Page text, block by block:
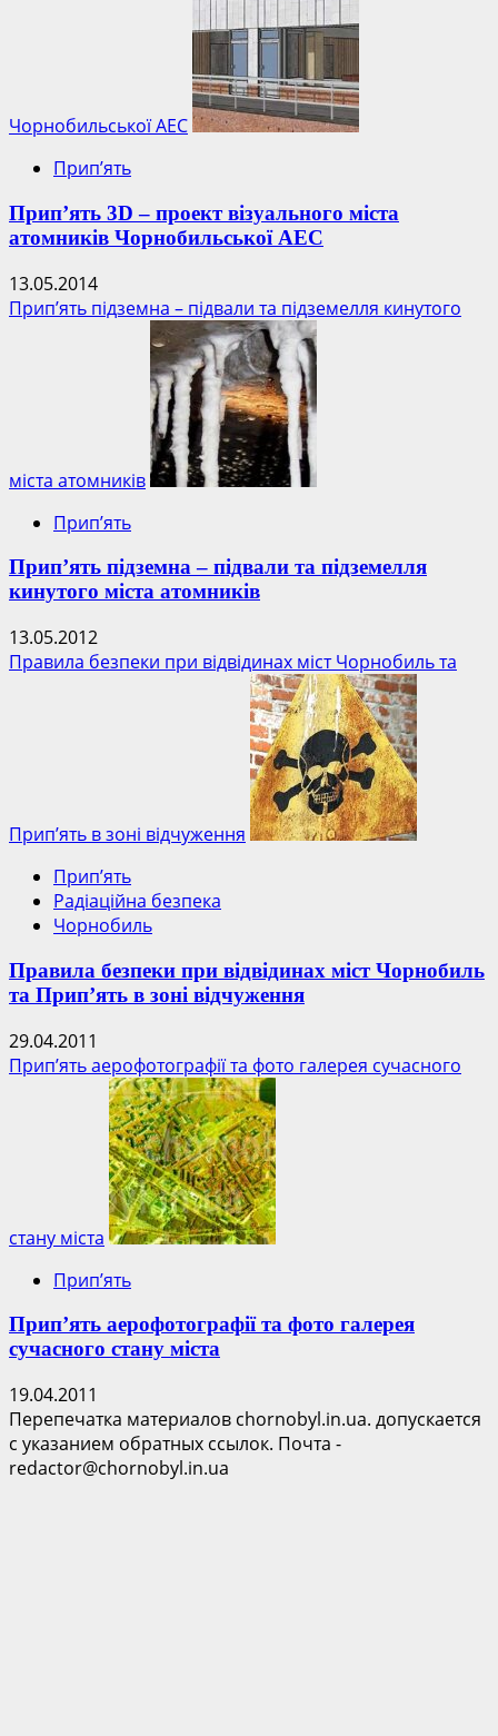
захоронять
аналіз
Чорнобильської АЕС
Прип’ять
Прип’ять 3D – проект візуального міста
атомників Чорнобильської АЕС
13.05.2014
Прип’ять підземна – підвали та підземелля кинутого
міста атомників
Прип’ять
Прип’ять підземна – підвали та підземелля
кинутого міста атомників
13.05.2012
Правила безпеки при відвідинах міст Чорнобиль та
Прип’ять в зоні відчуження
Прип’ять
Радіаційна безпека
Чорнобиль
Правила безпеки при відвідинах міст Чорнобиль
та Прип’ять в зоні відчуження
29.04.2011
Прип’ять аерофотографії та фото галерея сучасного
стану міста
Прип’ять
Прип’ять аерофотографії та фото галерея
сучасного стану міста
19.04.2011
Перепечатка материалов chornobyl.in.ua. допускается
с указанием обратных ссылок. Почта -
redactor@chornobyl.in.ua